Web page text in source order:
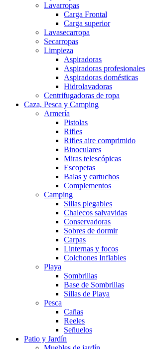
Lavarropas
Carga Frontal
Carga superior
Lavasecarropa
Secarropas
Limpieza
Aspiradoras
Aspiradoras profesionales
Aspiradoras domésticas
Hidrolavadoras
Centrifugadoras de ropa
Caza, Pesca y Camping
Armería
Pistolas
Rifles
Rifles aire comprimido
Binoculares
Miras telescópicas
Escopetas
Balas y cartuchos
Complementos
Camping
Sillas plegables
Chalecos salvavidas
Conservadoras
Sobres de dormir
Carpas
Linternas y focos
Colchones Inflables
Playa
Sombrillas
Base de Sombrillas
Sillas de Playa
Pesca
Cañas
Reeles
Señuelos
Patio y Jardín